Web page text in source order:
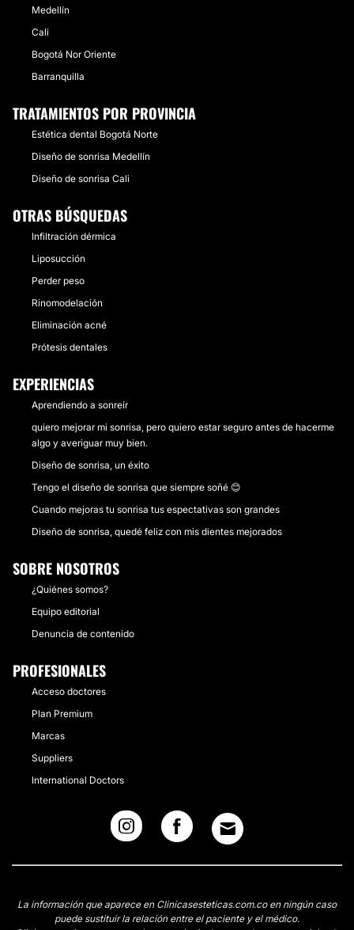
Medellín
Cali
Bogotá Nor Oriente
Barranquilla
TRATAMIENTOS POR PROVINCIA
Estética dental Bogotá Norte
Diseño de sonrisa Medellín
Diseño de sonrisa Cali
OTRAS BÚSQUEDAS
Infiltración dérmica
Liposucción
Perder peso
Rinomodelación
Eliminación acné
Prótesis dentales
EXPERIENCIAS
Aprendiendo a sonreír
quiero mejorar mi sonrisa, pero quiero estar seguro antes de hacerme
algo y averiguar muy bien.
Diseño de sonrisa, un éxito
Tengo el diseño de sonrisa que siempre soñé 😊
Cuando mejoras tu sonrisa tus espectativas son grandes
Diseño de sonrisa, quedé feliz con mis dientes mejorados
SOBRE NOSOTROS
¿Quiénes somos?
Equipo editorial
Denuncia de contenido
PROFESIONALES
Acceso doctores
Plan Premium
Marcas
Suppliers
International Doctors
La información que aparece en Clinicasesteticas.com.co en ningún caso
puede sustituir la relación entre el paciente y el médico.